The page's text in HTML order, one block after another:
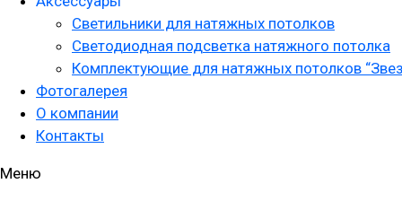
Светильники для натяжных потолков
Светодиодная подсветка натяжного потолка
Комплектующие для натяжных потолков
Фотогалерея
О компании
Контакты
Меню